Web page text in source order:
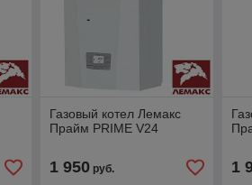
Газовый котел Лемакс
Прайм PRIME V24
1 950руб. 1